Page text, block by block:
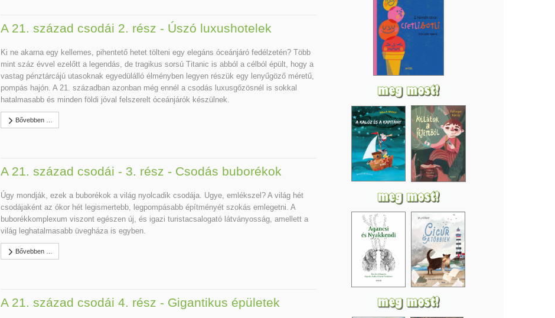
A 21. század csodái 2. rész - Úszó luxushotelek
Ki ne akarna egy kellemes, pihentető hetet tölteni egy elegáns óceánjáró fedélzetén? Több
mint száz évvel ezelőtt a legendás, de tragikus sorsú Titanic is abból a célból épült, hogy a
vastag pénztárcájú utasoknak egyedülálló élményben legyen részük egy lenyűgöző méretű,
pompás hajón. A 21. században azonban még ennél a csodás luxusgőzösnél is sokkal
hatalmasabb és minden földi jóval felszerelt óceánjárók készülnek.
Bővebben …
A 21. század csodái - 3. rész - Csodás buborékok
Úgy mondják, ezek a buborékok a világ nyolcadik csodája. Ugye, emlékszel? A világ hét
csodájaként az ókor hét legismertebb, legpompásabb építményét szokás emlegetni. A
buborékkomplexum viszont egészen új, és igazi turistacsalogató látványosság, amellett a
világ leghatalmasabb üvegháza is egyben.
Bővebben …
A 21. század csodái 4. rész - Gigantikus épületek